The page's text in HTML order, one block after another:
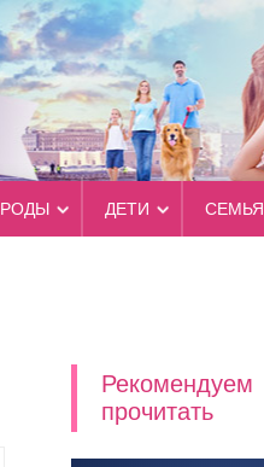
РОДЫ ДЕТИ СЕМЬЯ
Рекомендуем
прочитать